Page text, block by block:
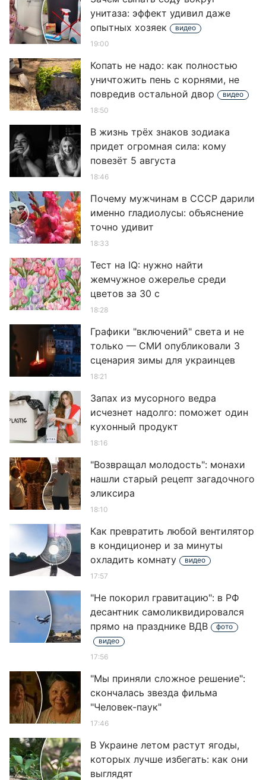
унитаза: эффект удивил даже
опытных хозяек
видео
19:00
Копать не надо: как полностью
уничтожить пень с корнями, не
повредив остальной двор
видео
18:50
В жизнь трёх знаков зодиака
придет огромная сила: кому
повезёт 5 августа
18:46
Почему мужчинам в СССР дарили
именно гладиолусы: объяснение
точно удивит
18:33
Тест на IQ: нужно найти
жемчужное ожерелье среди
цветов за 30 с
18:28
Графики "включений" света и не
только — СМИ опубликовали 3
сценария зимы для украинцев
18:21
Запах из мусорного ведра
исчезнет надолго: поможет один
кухонный продукт
18:16
"Возвращал молодость": монахи
нашли старый рецепт загадочного
эликсира
18:10
Как превратить любой вентилятор
в кондиционер и за минуты
охладить комнату
видео
17:57
"Не покорил гравитацию": в РФ
десантник самоликвидировался
прямо на празднике ВДВ
фото
видео
17:56
"Мы приняли сложное решение":
скончалась звезда фильма
"Человек-паук"
17:46
В Украине летом растут ягоды,
которых лучше избегать: как они
выглядят